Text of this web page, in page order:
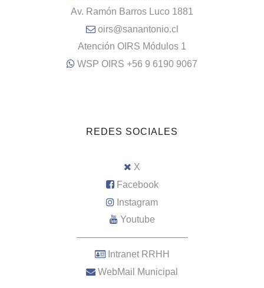
Av. Ramón Barros Luco 1881
oirs@sanantonio.cl
Atención OIRS Módulos 1
WSP OIRS +56 9 6190 9067
REDES SOCIALES
X
Facebook
Instagram
Youtube
–––––––––––––––––––––
Intranet RRHH
WebMail Municipal